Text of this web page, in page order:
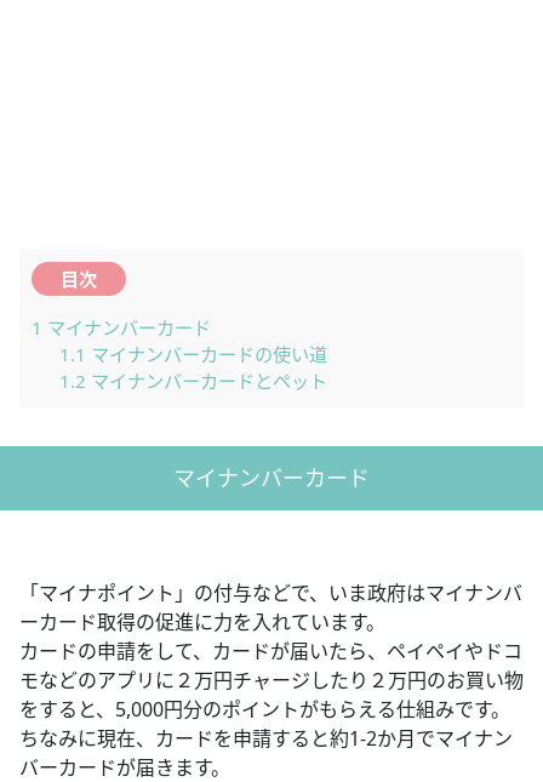
目次
1 マイナンバーカード
1.1 マイナンバーカードの使い道
1.2 マイナンバーカードとペット
マイナンバーカード
「マイナポイント」の付与などで、いま政府はマイナンバ
ーカード取得の促進に力を入れています。
カードの申請をして、カードが届いたら、ペイペイやドコ
モなどのアプリに２万円チャージしたり２万円のお買い物
をすると、5,000円分のポイントがもらえる仕組みです。
ちなみに現在、カードを申請すると約1-2か月でマイナン
バーカードが届きます。